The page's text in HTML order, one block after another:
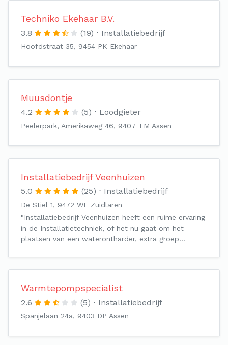
Techniko Ekehaar B.V.
3.8 (19) Installatiebedrijf
Hoofdstraat 35, 9454 PK Ekehaar
Muusdontje
4.2 (5) Loodgieter
Peelerpark, Amerikaweg 46, 9407 TM Assen
Installatiebedrijf Veenhuizen
5.0 (25) Installatiebedrijf
De Stiel 1, 9472 WE Zuidlaren
"Installatiebedrijf Veenhuizen heeft een ruime ervaring
in de Installatietechniek, of het nu gaat om het
plaatsen van een waterontharder, extra groep…
Warmtepompspecialist
2.6 (5) Installatiebedrijf
Spanjelaan 24a, 9403 DP Assen